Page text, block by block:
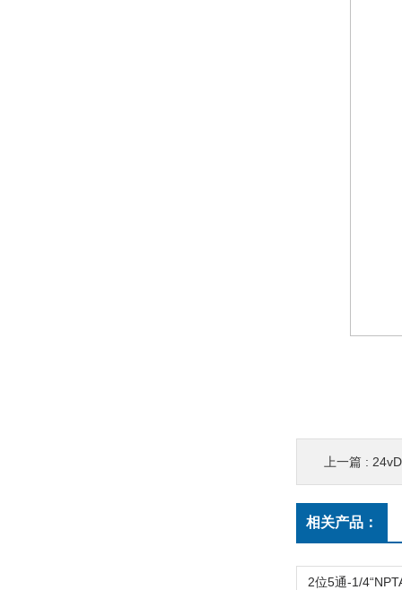
上一篇 :
相关产品：